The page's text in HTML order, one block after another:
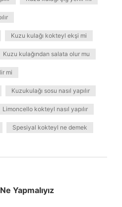
Kuzu kulağı kokteyl ekşi mi
Kuzu kulağından salata olur mu
mi
Kuzukulağı sosu nasıl yapılır
Limoncello kokteyl nasıl yapılır
Spesiyal kokteyl ne demek
Yapmalıyız